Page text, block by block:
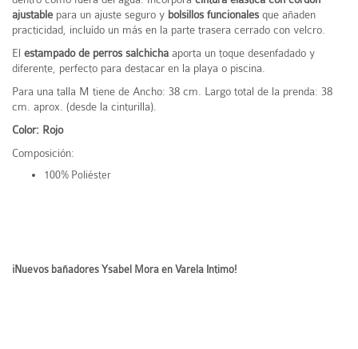
ajustable para un ajuste seguro y bolsillos funcionales que añaden
practicidad, incluído un más en la parte trasera cerrado con velcro.
El estampado de perros salchicha aporta un toque desenfadado y
diferente, perfecto para destacar en la playa o piscina.
Para una talla M tiene de Ancho: 38 cm. Largo total de la prenda: 38
cm. aprox. (desde la cinturilla).
Color: Rojo
Composición:
100% Poliéster
¡Nuevos bañadores Ysabel Mora en Varela Intimo!